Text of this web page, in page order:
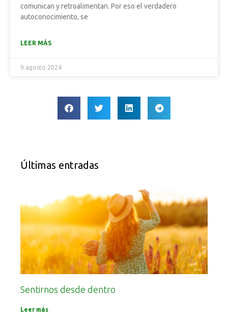
comunican y retroalimentan. Por eso el verdadero
autoconocimiento, se
LEER MÁS
9 agosto 2024
Últimas entradas
Sentirnos desde dentro
Leer más